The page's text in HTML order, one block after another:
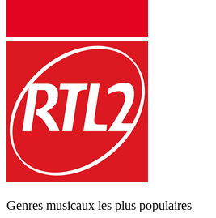
Genres musicaux les plus populaires